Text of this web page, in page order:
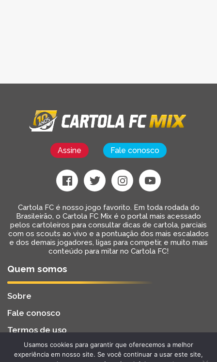
Assine Fale conosco
Cartola FC é nosso jogo favorito. Em toda rodada do
Brasileirão, o Cartola FC Mix é o portal mais acessado
pelos cartoleiros para consultar dicas de cartola, parciais
com os scouts ao vivo e a pontuação dos mais escalados
e dos demais jogadores, ligas para competir, e muito mais
conteúdo para mitar no Cartola FC!
Quem somos
Sobre
Fale conosco
Termos de uso
2022 - Todos os Direitos Reservados
Desenvolvido por BW2 Tecnologia
Usamos cookies para garantir que oferecemos a melhor
experiência em nosso site. Se você continuar a usar este site,